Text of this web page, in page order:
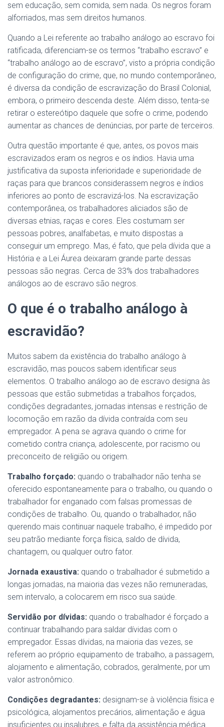
sem educação, sem comida, sem nada. Os negros foram
alforriados, mas sem direitos humanos.
Quando a Lei referente ao trabalho análogo ao escravo foi
ratificada, diferenciam-se os termos “trabalho escravo” e
“trabalho análogo ao de escravo”, visto a própria condição
de configuração do crime, que, no mundo contemporâneo,
é diversa da condição de escravização do Brasil Colonial,
embora, o primeiro descenda deste. Além disso, tenta-se
retirar o estereótipo daquele que sofre o crime, podendo
aumentar as chances de denúncias, por parte de terceiros.
Outra questão importante é que, antes, os povos mais
escravizados eram os negros e os índios. Havia uma
justificativa da suposta inferioridade e superioridade de
raças para que brancos considerassem negros e índios
inferiores ao ponto de escravizá-los. Na escravização
contemporânea, os trabalhadores aliciados são de
diversas etnias, raças e cores. Eles costumam ser
pessoas pobres, analfabetas, e muito dispostas a
conseguir um emprego. Mas, é fato, que pela dívida que a
História e a Lei Áurea deixaram grande parte dessas
pessoas são negras. Cerca de 33% dos trabalhadores
análogos ao de escravo são negros.
O que é o trabalho análogo à
escravidão?
Muitos sabem da existência do trabalho análogo à
escravidão, mas poucos sabem identificar seus
elementos. O trabalho análogo ao de escravo designa às
pessoas que estão submetidas a trabalhos forçados,
condições degradantes, jornadas intensas e restrição de
locomoção em razão da dívida contraída com seu
empregador. A pena se agrava quando o crime for
cometido contra criança, adolescente, por racismo ou
preconceito de religião ou origem.
Trabalho forçado: quando o trabalhador não tenha se
oferecido espontaneamente para o trabalho, ou quando o
trabalhador for enganado com falsas promessas de
condições de trabalho. Ou, quando o trabalhador, não
querendo mais continuar naquele trabalho, é impedido por
seu patrão mediante força física, saldo de dívida,
chantagem, ou qualquer outro fator.
Jornada exaustiva: quando o trabalhador é submetido a
longas jornadas, na maioria das vezes não remuneradas,
sem intervalo, a colocarem em risco sua saúde.
Servidão por dívidas: quando o trabalhador é forçado a
continuar trabalhando para saldar dívidas com o
empregador. Essas dívidas, na maioria das vezes, se
referem ao próprio equipamento de trabalho, a passagem,
alojamento e alimentação, cobrados, geralmente, por um
valor astronômico.
Condições degradantes: designam-se à violência física e
psicológica, alojamentos precários, alimentação e água
insuficientes ou insalubres, e falta da assistência médica.